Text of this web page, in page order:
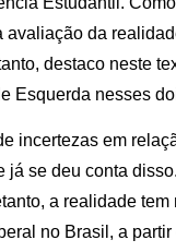
da
destaco neste
Esquerda nesses
incertezas em
se deu conta
a realidade tem
no Brasil, a